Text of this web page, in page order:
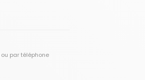
ou par téléphone